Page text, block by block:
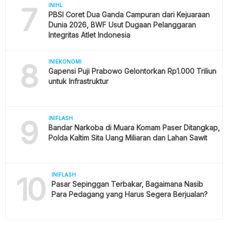
7 INIHL
PBSI Coret Dua Ganda Campuran dari Kejuaraan
Dunia 2026, BWF Usut Dugaan Pelanggaran
Integritas Atlet Indonesia
8 INIEKONOMI
Gapensi Puji Prabowo Gelontorkan Rp1.000 Triliun
untuk Infrastruktur
9 INIFLASH
Bandar Narkoba di Muara Komam Paser Ditangkap,
Polda Kaltim Sita Uang Miliaran dan Lahan Sawit
10 INIFLASH
Pasar Sepinggan Terbakar, Bagaimana Nasib
Para Pedagang yang Harus Segera Berjualan?